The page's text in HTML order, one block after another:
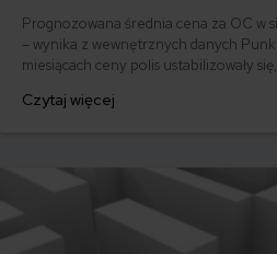
Prognozowana średnia cena za OC w
– wynika z wewnętrznych danych
miesiącach ceny polis ustabilizowały
500 zł, inni – powyżej 1500 zł. Gdzie
Czytaj więcej